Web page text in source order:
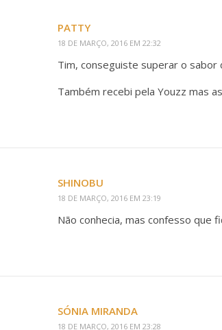
PATTY
18 DE MARÇO, 2016 EM 22:32
Tim, conseguiste superar o sabor
Também recebi pela Youzz mas
SHINOBU
18 DE MARÇO, 2016 EM 23:19
Não conhecia, mas confesso que
SÓNIA MIRANDA
18 DE MARÇO, 2016 EM 23:28